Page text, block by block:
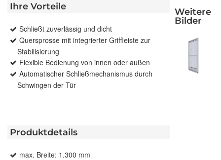
Ihre Vorteile
Schließt zuverlässig und dicht
Quersprosse mit integrierter Griffleiste zur
Stabilisierung
Flexible Bedienung von innen oder außen
Automatischer Schließmechanismus durch
Schwingen der Tür
Produktdetails
max. Breite: 1.300 mm
Weitere
Bilder